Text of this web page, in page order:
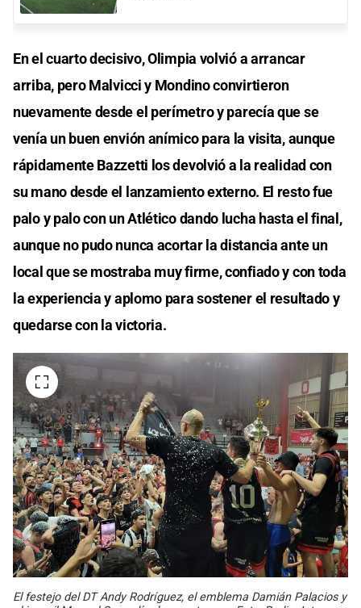
En el cuarto decisivo, Olimpia volvió a arrancar
arriba, pero Malvicci y Mondino convirtieron
nuevamente desde el perímetro y parecía que se
venía un buen envión anímico para la visita, aunque
rápidamente Bazzetti los devolvió a la realidad con
su mano desde el lanzamiento externo. El resto fue
palo y palo con un Atlético dando lucha hasta el final,
aunque no pudo nunca acortar la distancia ante un
local que se mostraba muy firme, confiado y con toda
la experiencia y aplomo para sostener el resultado y
quedarse con la victoria.
El festejo del DT Andy Rodríguez, el emblema Damián Palacios y